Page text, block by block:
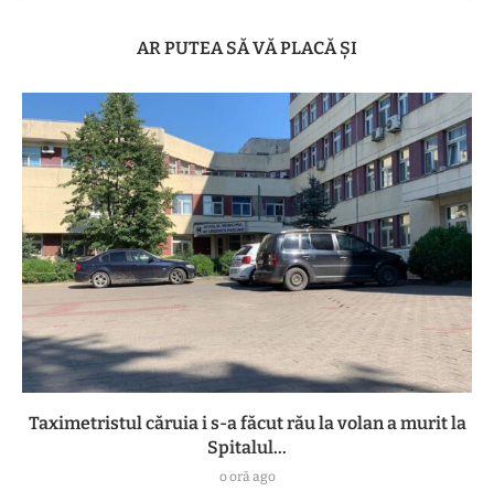
AR PUTEA SĂ VĂ PLACĂ ȘI
Taximetristul căruia i s-a făcut rău la volan a murit la
Spitalul...
o oră ago